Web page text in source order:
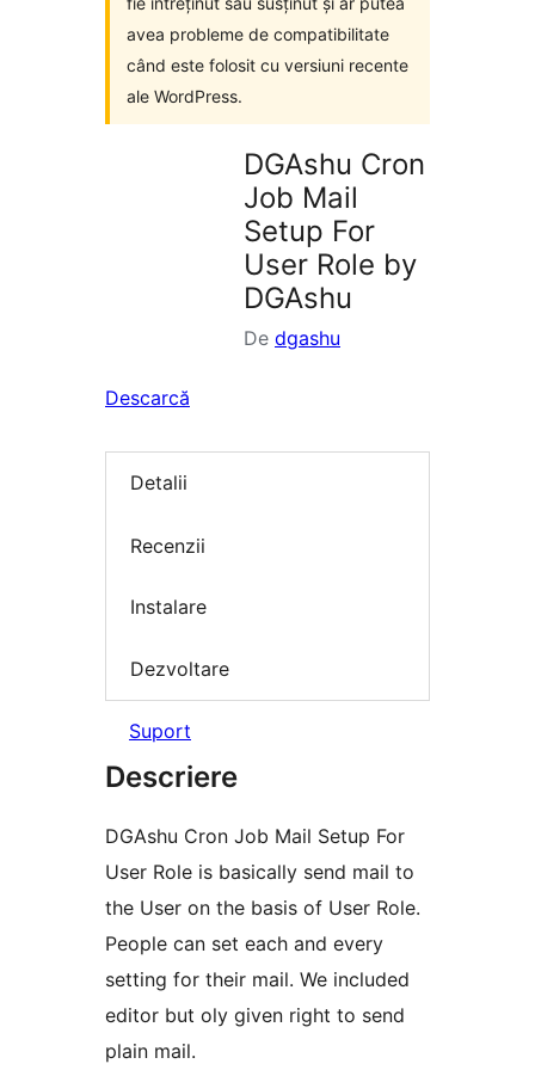
avea probleme de compatibilitate
când este folosit cu versiuni recente
ale WordPress.
DGAshu Cron
Job Mail
Setup For
User Role by
DGAshu
De dgashu
Descarcă
Detalii
Recenzii
Instalare
Dezvoltare
Suport
Descriere
DGAshu Cron Job Mail Setup For
User Role is basically send mail to
the User on the basis of User Role.
People can set each and every
setting for their mail. We included
editor but oly given right to send
plain mail.